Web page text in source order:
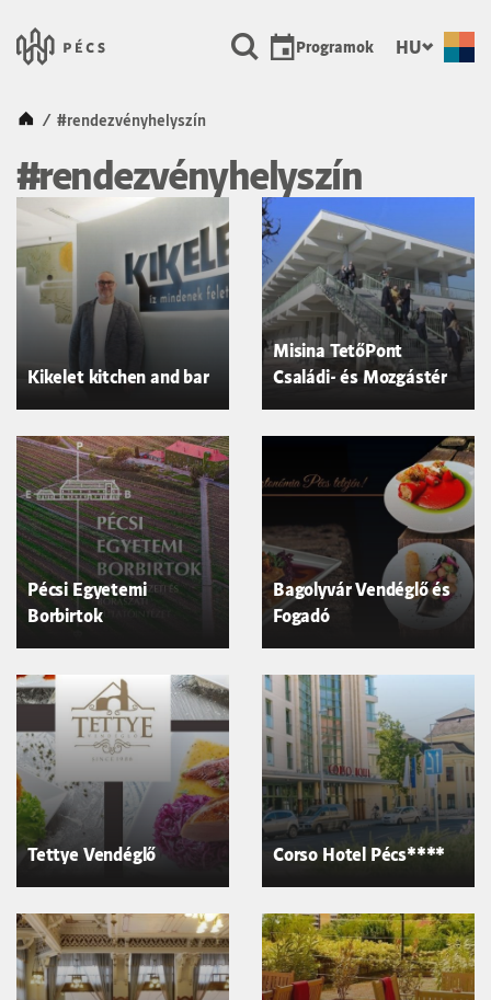
Városunk Pécs Programok HU
Kezdőlap
/ #rendezvényhelyszín
#rendezvényhelyszín
Kikelet kitchen and bar
Misina TetőPont
Családi- és Mozgástér
Pécsi Egyetemi
Borbirtok
Bagolyvár Vendéglő és
Fogadó
Tettye Vendéglő Corso Hotel Pécs****